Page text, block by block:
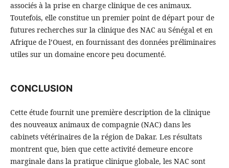
associés à la prise en charge clinique de ces animaux.
Toutefois, elle constitue un premier point de départ pour de
futures recherches sur la clinique des NAC au Sénégal et en
Afrique de l’Ouest, en fournissant des données préliminaires
utiles sur un domaine encore peu documenté.
CONCLUSION
Cette étude fournit une première description de la clinique
des nouveaux animaux de compagnie (NAC) dans les
cabinets vétérinaires de la région de Dakar. Les résultats
montrent que, bien que cette activité demeure encore
marginale dans la pratique clinique globale, les NAC sont